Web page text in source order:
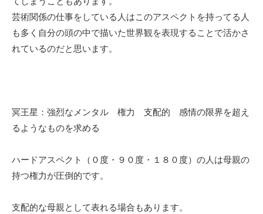
芸術関係の仕事をしている人はこのアスペクトを持ってる人
も多く自分の頭の中で描いた世界観を表現することで活かさ
れているのだと思います。
冥王星：強烈なメンタル 権力 支配的 感情の限界を超え
るようなものを求める
ハードアスペクト（０度・９０度・１８０度）の人は母親の
持つ権力が圧倒的です。
支配的な母親として表れる場合もあります。